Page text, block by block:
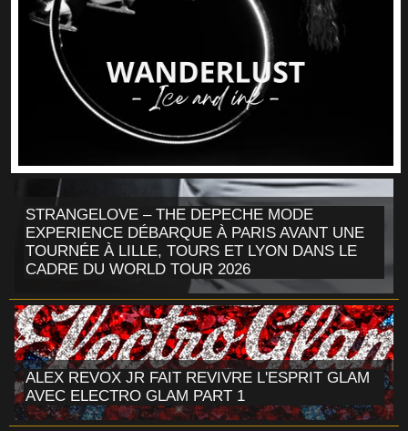
STRANGELOVE – THE DEPECHE MODE
EXPERIENCE DÉBARQUE À PARIS AVANT UNE
TOURNÉE À LILLE, TOURS ET LYON DANS LE
CADRE DU WORLD TOUR 2026
ALEX REVOX JR FAIT REVIVRE L'ESPRIT GLAM
AVEC ELECTRO GLAM PART 1